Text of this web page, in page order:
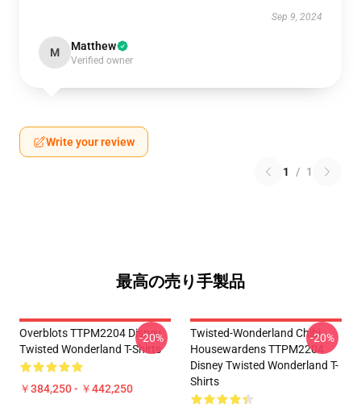
Sep 9, 2024
M Matthew
Verified owner
Write your review
1 / 1
最高の売り手製品
Overblots TTPM2204 Disney
Twisted Wonderland T-Shirts
￥384,250 - ￥442,250
-20%
Twisted-Wonderland Chibi
Housewardens TTPM2204
Disney Twisted Wonderland T-
Shirts
-20%